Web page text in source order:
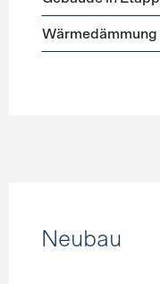
Wärmedämmung
Neubau